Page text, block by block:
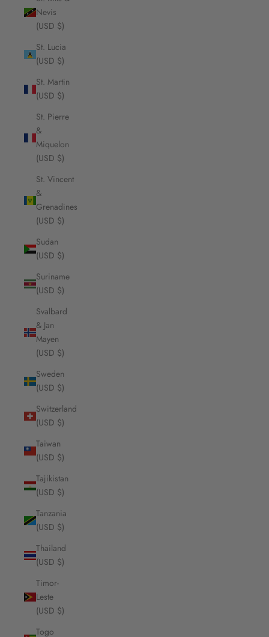
Nevis
(USD $)
St. Lucia
(USD $)
St. Martin
(USD $)
St. Pierre
&
Miquelon
(USD $)
St. Vincent
&
Grenadines
(USD $)
Sudan
(USD $)
Suriname
(USD $)
Svalbard
& Jan
Mayen
(USD $)
Sweden
(USD $)
Switzerland
(USD $)
Taiwan
(USD $)
Tajikistan
(USD $)
Tanzania
(USD $)
Thailand
(USD $)
Timor-
Leste
(USD $)
Togo